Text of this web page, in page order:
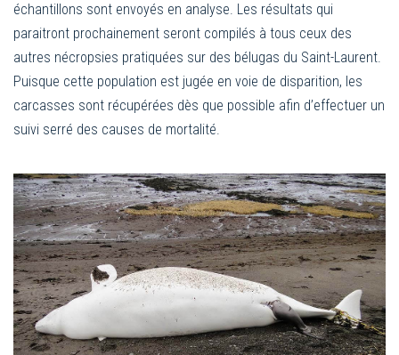
échantillons sont envoyés en analyse. Les résultats qui
paraitront prochainement seront compilés à tous ceux des
autres nécropsies pratiquées sur des bélugas du Saint-Laurent.
Puisque cette population est jugée en voie de disparition, les
carcasses sont récupérées dès que possible afin d’effectuer un
suivi serré des causes de mortalité.